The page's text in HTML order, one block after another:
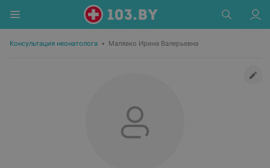
Консультация неонатолога • Малявко Ирина Валерьевна